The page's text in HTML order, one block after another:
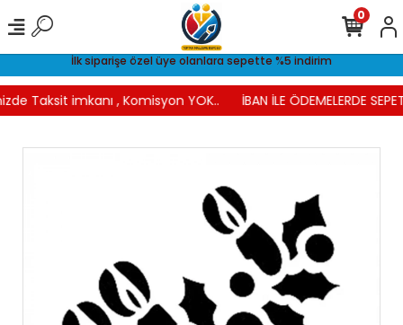
İlk siparişe özel üye olanlara sepette %5 indirim
Taksit imkanı , Komisyon YOK.. İBAN İLE ÖDEMELERDE
0